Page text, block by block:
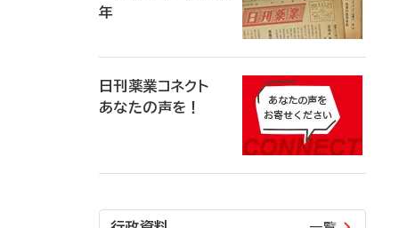
年
日刊薬業コネクト
あなたの声を！